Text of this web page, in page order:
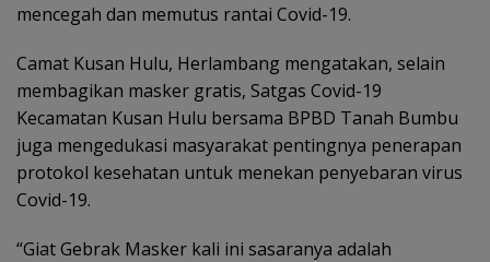
mencegah dan memutus rantai Covid-19.
Camat Kusan Hulu, Herlambang mengatakan, selain
membagikan masker gratis, Satgas Covid-19
Kecamatan Kusan Hulu bersama BPBD Tanah Bumbu
juga mengedukasi masyarakat pentingnya penerapan
protokol kesehatan untuk menekan penyebaran virus
Covid-19.
“Giat Gebrak Masker kali ini sasaranya adalah